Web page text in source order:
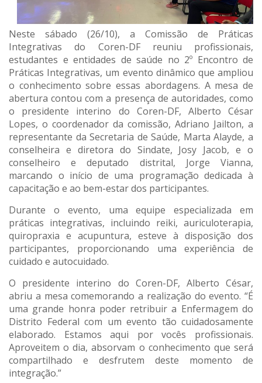
Neste sábado (26/10), a Comissão de Práticas
Integrativas do Coren-DF reuniu profissionais,
estudantes e entidades de saúde no 2º Encontro de
Práticas Integrativas, um evento dinâmico que ampliou
o conhecimento sobre essas abordagens. A mesa de
abertura contou com a presença de autoridades, como
o presidente interino do Coren-DF, Alberto César
Lopes, o coordenador da comissão, Adriano Jailton, a
representante da Secretaria de Saúde, Marta Alayde, a
conselheira e diretora do Sindate, Josy Jacob, e o
conselheiro e deputado distrital, Jorge Vianna,
marcando o início de uma programação dedicada à
capacitação e ao bem-estar dos participantes.
Durante o evento, uma equipe especializada em
práticas integrativas, incluindo reiki, auriculoterapia,
quiropraxia e acupuntura, esteve à disposição dos
participantes, proporcionando uma experiência de
cuidado e autocuidado.
O presidente interino do Coren-DF, Alberto César,
abriu a mesa comemorando a realização do evento. “É
uma grande honra poder retribuir a Enfermagem do
Distrito Federal com um evento tão cuidadosamente
elaborado. Estamos aqui por vocês profissionais.
Aproveitem o dia, absorvam o conhecimento que será
compartilhado e desfrutem deste momento de
integração.”